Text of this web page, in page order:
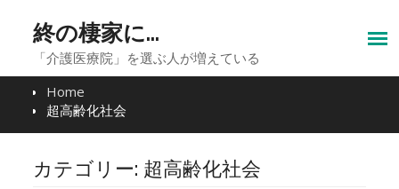
content終の棲家に…
「介護医療院」を選ぶ人が増えている
Home
超高齢化社会
カテゴリー: 超高齢化社会